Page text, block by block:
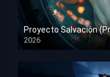
Proyecto Salvación
2026
HD 1080p